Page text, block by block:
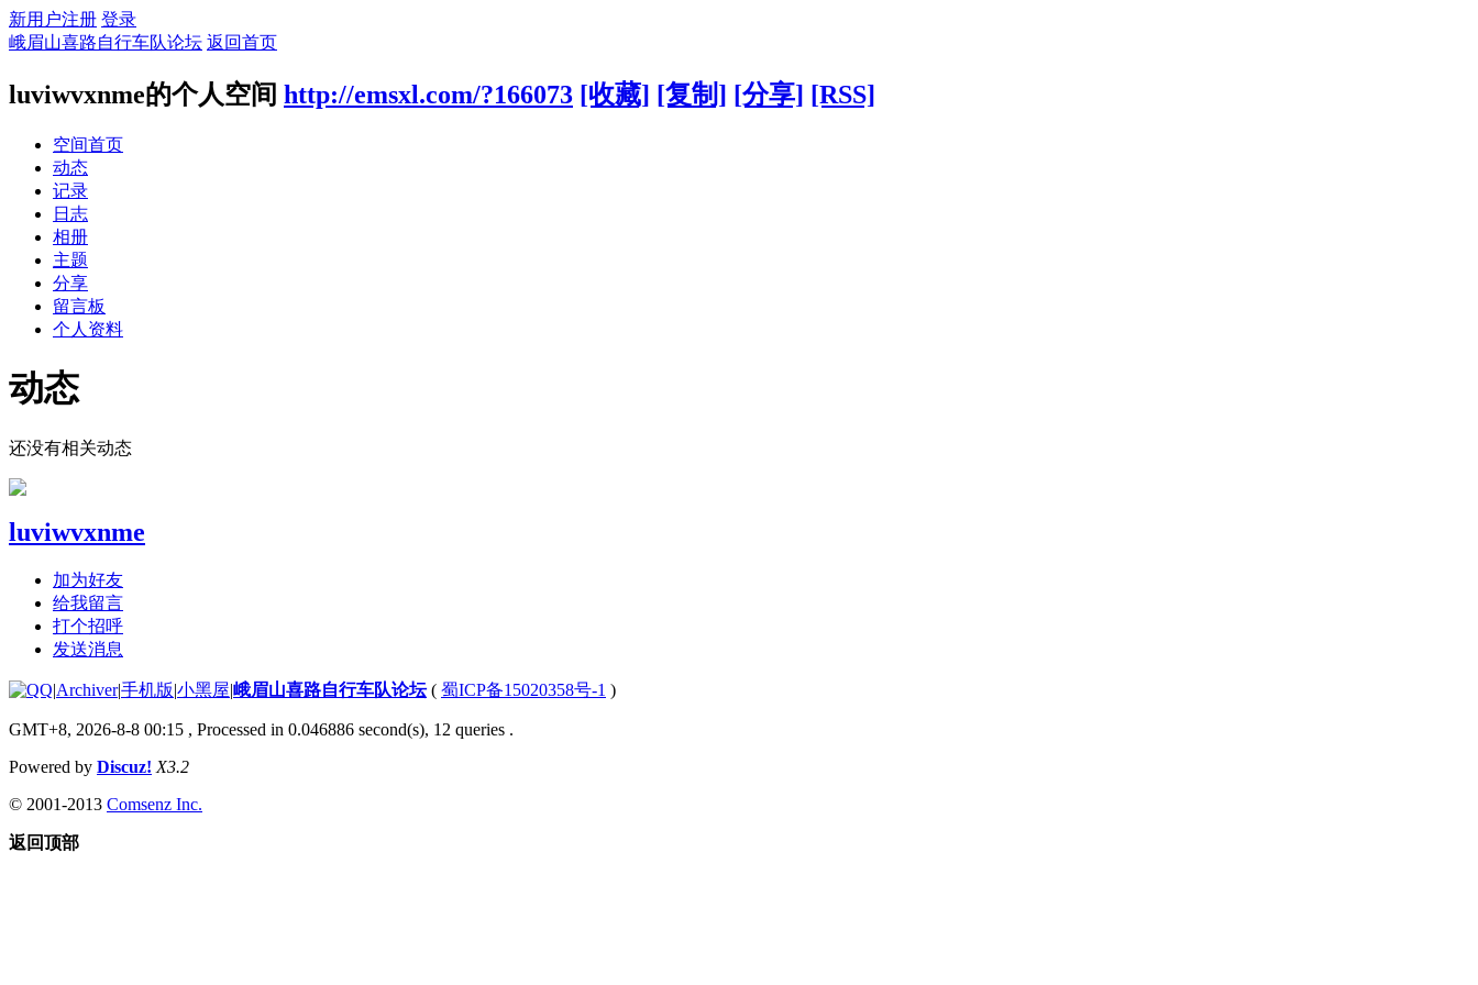
新用户注册 登录
峨眉山喜路自行车队论坛 返回首页
luviwvxnme的个人空间 http://emsxl.com/?166073 [收藏] [复制] [分享] [RSS]
空间首页
动态
记录
日志
相册
主题
分享
留言板
个人资料
动态
还没有相关动态
luviwvxnme
加为好友
给我留言
打个招呼
发送消息
|Archiver|手机版|小黑屋|峨眉山喜路自行车队论坛( 蜀ICP备15020358号-1 )
GMT+8, 2026-8-8 00:15 , Processed in 0.046886 second(s), 12 queries .
Powered by Discuz! X3.2
© 2001-2013 Comsenz Inc.
返回顶部